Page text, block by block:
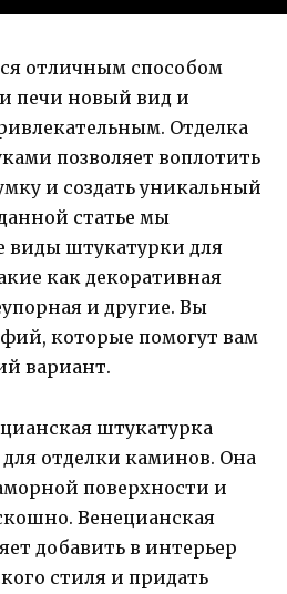
отличным способом
печи новый вид и
Отделка
позволяет воплотить
и создать уникальный
статье мы
виды штукатурки для
как декоративная
и другие. Вы
которые помогут вам
вариант.
штукатурка
для отделки каминов. Она
поверхности и
Венецианская
добавить в интерьер
стиля и придать